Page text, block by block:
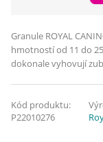
Granule ROYAL
hmotností od 11 do
dokonale vyhovují
Kód produktu:
P22010276